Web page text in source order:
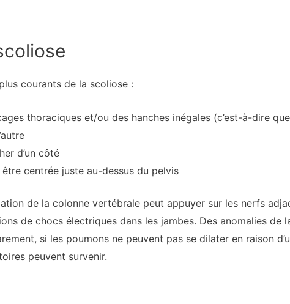
courants de la scoliose :
thoraciques et/ou des hanches inégales (c’est-à-dire que
d’un côté
centrée juste au-dessus du pelvis
de la colonne vertébrale peut appuyer sur les nerfs
de chocs électriques dans les jambes. Des anomalies de
si les poumons ne peuvent pas se dilater en raison
peuvent survenir.